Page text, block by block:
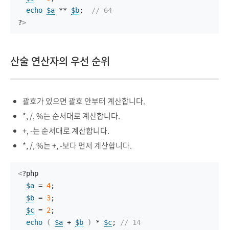
echo $a ** $b;
// 64
?>
산술 연산자의 우선 순위
괄호가 있으면 괄호 안부터 계산합니다.
*, /, %는 순서대로 계산합니다.
+, -는 순서대로 계산합니다.
*, /, %는 +, -보다 먼저 계산합니다.
<?php
$a = 4;
$b = 3;
$c = 2;
echo
( $a + $b ) * $c;
// 14